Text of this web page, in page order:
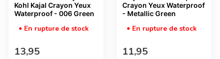
Kohl Kajal Crayon Yeux
Waterproof - 006 Green
En rupture de stock
Prix normal
13,95
Crayon Yeux Waterproof
- Metallic Green
En rupture de stock
Prix normal
11,95